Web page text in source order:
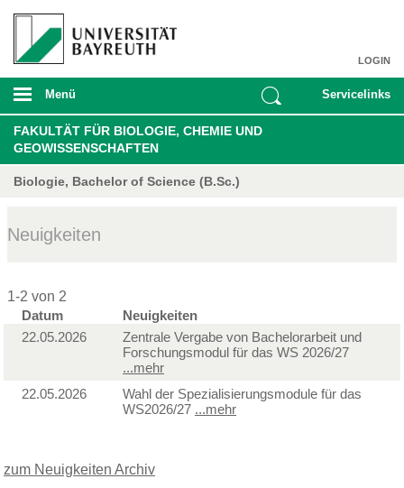
LOGIN
Menü Servicelinks
FAKULTÄT FÜR BIOLOGIE, CHEMIE UND
GEOWISSENSCHAFTEN
Biologie, Bachelor of Science (B.Sc.)
Neuigkeiten
1-2 von 2
Datum
Neuigkeiten
22.05.2026
Zentrale Vergabe von Bachelorarbeit und
Forschungsmodul für das WS 2026/27
...mehr
22.05.2026
Wahl der Spezialisierungsmodule für das
WS2026/27 ...mehr
zum Neuigkeiten Archiv